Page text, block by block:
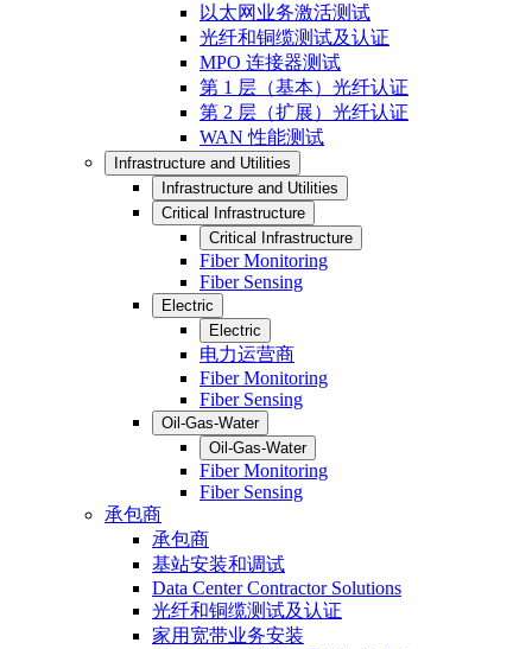
以太网业务激活测试
光纤和铜缆测试及认证
MPO 连接器测试
第 1 层（基本）光纤认证
第 2 层（扩展）光纤认证
WAN 性能测试
Infrastructure and Utilities
Infrastructure and Utilities
Critical Infrastructure
Critical Infrastructure
Fiber Monitoring
Fiber Sensing
Electric
Electric
电力运营商
Fiber Monitoring
Fiber Sensing
Oil-Gas-Water
Oil-Gas-Water
Fiber Monitoring
Fiber Sensing
承包商
承包商
基站安装和调试
Data Center Contractor Solutions
光纤和铜缆测试及认证
家用宽带业务安装